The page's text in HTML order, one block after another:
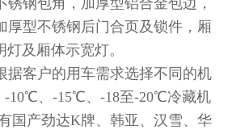
钢包角，加厚型铝合金包边，
厚型不锈钢后门合页及锁件，厢
及厢体示宽灯。
据客户的用车需求选择不同的机
-10℃、-15℃、-18至-20℃冷藏机
国产劲达K牌、韩亚、汉雪、华